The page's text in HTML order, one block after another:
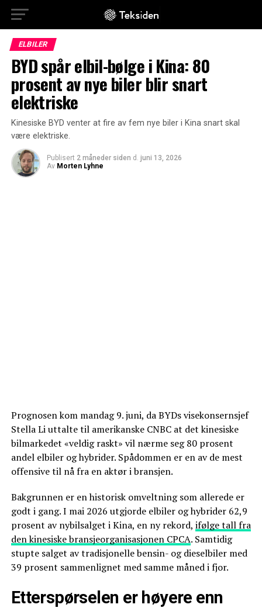
ELBILER
BYD spår elbil-bølge i Kina: 80
prosent av nye biler blir snart
elektriske
Kinesiske BYD venter at fire av fem nye biler i Kina snart skal
være elektriske.
Publisert 2 måneder siden d. juni 13, 2026
Av Morten Lyhne
Prognosen kom mandag 9. juni, da BYDs visekonsernsjef
Stella Li uttalte til amerikanske CNBC at det kinesiske
bilmarkedet «veldig raskt» vil nærme seg 80 prosent
andel elbiler og hybrider. Spådommen er en av de mest
offensive til nå fra en aktør i bransjen.
Bakgrunnen er en historisk omveltning som allerede er
godt i gang. I mai 2026 utgjorde elbiler og hybrider 62,9
prosent av nybilsalget i Kina, en ny rekord, ifølge tall fra
den kinesiske bransjeorganisasjonen CPCA. Samtidig
stupte salget av tradisjonelle bensin- og dieselbiler med
39 prosent sammenlignet med samme måned i fjor.
Etterspørselen er høyere enn